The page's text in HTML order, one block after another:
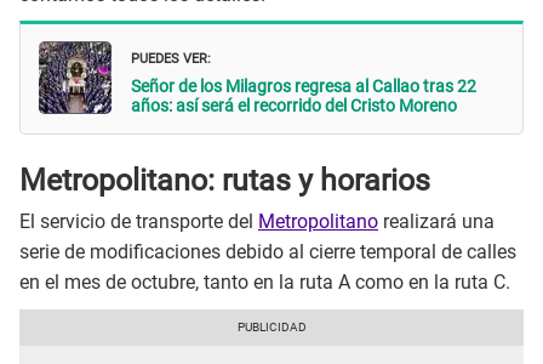
PUEDES VER:
Señor de los Milagros regresa al Callao tras 22
años: así será el recorrido del Cristo Moreno
Metropolitano: rutas y horarios
El servicio de transporte del Metropolitano realizará una
serie de modificaciones debido al cierre temporal de calles
en el mes de octubre, tanto en la ruta A como en la ruta C.